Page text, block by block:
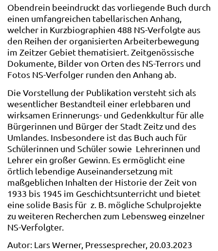
Obendrein beeindruckt das vorliegende Buch durch
einen umfangreichen tabellarischen Anhang,
welcher in Kurzbiographien 488 NS-Verfolgte aus
den Reihen der organisierten Arbeiterbewegung
im Zeitzer Gebiet thematisiert. Zeitgenössische
Dokumente, Bilder von Orten des NS-Terrors und
Fotos NS-Verfolger runden den Anhang ab.
Die Vorstellung der Publikation versteht sich als
wesentlicher Bestandteil einer erlebbaren und
wirksamen Erinnerungs- und Gedenkkultur für alle
Bürgerinnen und Bürger der Stadt Zeitz und des
Umlandes. Insbesondere ist das Buch auch für
Schülerinnen und Schüler sowie Lehrerinnen und
Lehrer ein großer Gewinn. Es ermöglicht eine
örtlich lebendige Auseinandersetzung mit
maßgeblichen Inhalten der Historie der Zeit von
1933 bis 1945 im Geschichtsunterricht und bietet
eine solide Basis für z. B. mögliche Schulprojekte
zu weiteren Recherchen zum Lebensweg einzelner
NS-Verfolgter.
Autor: Lars Werner, Pressesprecher, 20.03.2023